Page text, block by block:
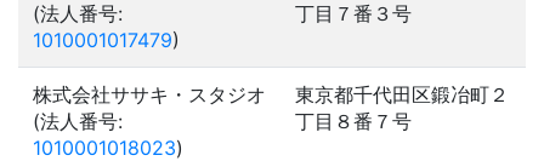
(法人番号:
1010001017479)
丁目７番３号
株式会社ササキ・スタジオ
(法人番号:
1010001018023)
東京都千代田区鍛冶町２
丁目８番７号